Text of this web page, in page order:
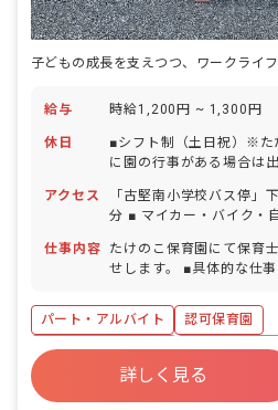
給与 時給1,200円 ~ 1,300円
休日
■シフト制（土日祝）※た
に園の行事がある場合は
（12/29-1/3） ■有給休暇
／1時間単位での取得可／
相談OK） ■慶弔休暇 ■産
暇 ■介護・看護休暇 ■結婚
（近親者・親族） ■私傷病
等感染予防休暇 ■慰霊の日
暇 ■在宅勤務時の養育・
お子様の体調不良や行事
退・欠勤の相談も可
アクセス
「古堅南小学校バス停」
分 ■ マイカー・バイク・自転車通勤
仕事内容
たけのこ保育園にて保育
せします。 ■具体的な仕事内容 ・0歳～5
保育見守り・食事・お昼
パート・アルバイト
認可保育園
ボーナス・賞与あり
社会保険完備
福利厚生充実
退職金制度
残業少
詳しく見る